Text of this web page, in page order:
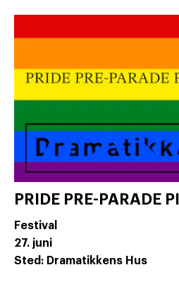
PRIDE PRE-PARADE
Festival
27. juni
Sted: Dramatikkens Hus